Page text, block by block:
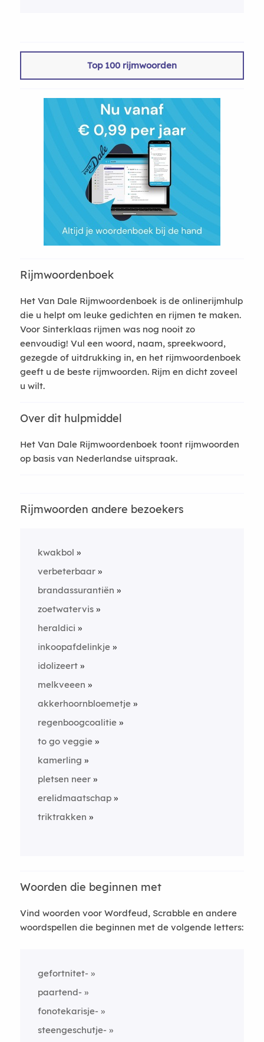
Top 100 rijmwoorden
Rijmwoordenboek
Het Van Dale Rijmwoordenboek is de onlinerijmhulp
die u helpt om leuke gedichten en rijmen te maken.
Voor Sinterklaas rijmen was nog nooit zo
eenvoudig! Vul een woord, naam, spreekwoord,
gezegde of uitdrukking in, en het rijmwoordenboek
geeft u de beste rijmwoorden. Rijm en dicht zoveel
u wilt.
Over dit hulpmiddel
Het Van Dale Rijmwoordenboek toont rijmwoorden
op basis van Nederlandse uitspraak.
Rijmwoorden andere bezoekers
kwakbol
verbeterbaar
brandassurantiën
zoetwatervis
heraldici
inkoopafdelinkje
idolizeert
melkveeen
akkerhoornbloemetje
regenboogcoalitie
to go veggie
kamerling
pletsen neer
erelidmaatschap
triktrakken
Woorden die beginnen met
Vind woorden voor Wordfeud, Scrabble en andere
woordspellen die beginnen met de volgende letters:
gefortnitet-
paartend-
fonotekarisje-
steengeschutje-